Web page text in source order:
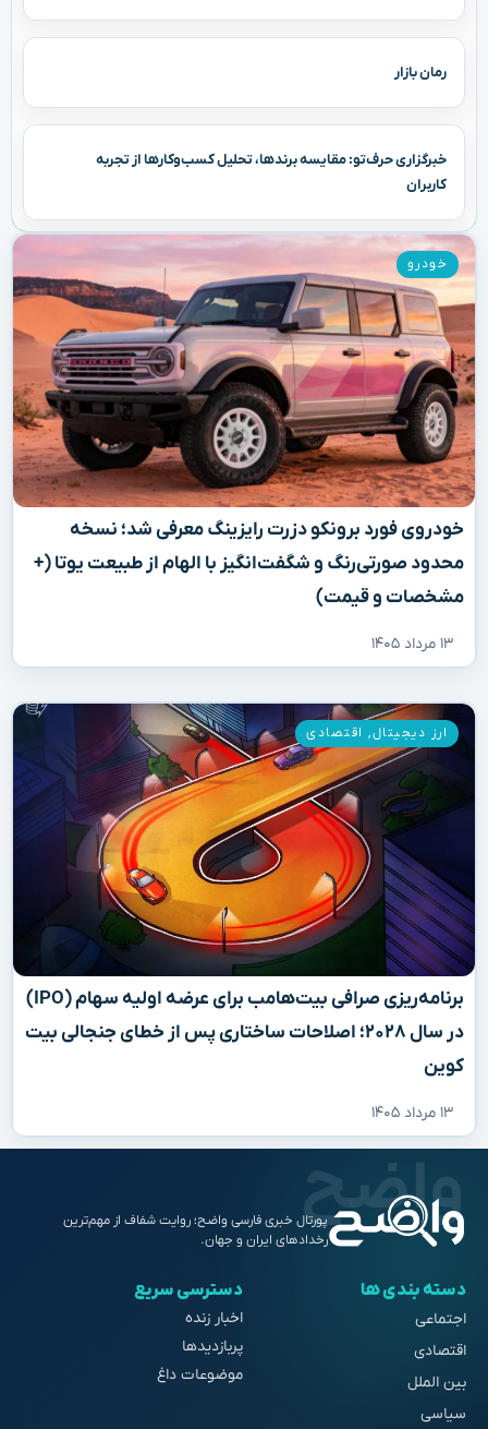
رمان بازار
خبرگزاری حرف‌تو: مقایسه برندها، تحلیل کسب‌وکارها از تجربه
کاربران
خودروی فورد برونکو دزرت رایزینگ معرفی شد؛ نسخه
محدود صورتی‌رنگ و شگفت‌انگیز با الهام از طبیعت یوتا (+
مشخصات و قیمت)
۱۳ مرداد ۱۴۰۵
خودرو
برنامه‌ریزی صرافی بیت‌هامب برای عرضه اولیه سهام (IPO)
در سال ۲۰۲۸؛ اصلاحات ساختاری پس از خطای جنجالی بیت
کوین
۱۳ مرداد ۱۴۰۵
ارز دیجیتال, اقتصادی
پورتال خبری فارسی واضح؛ روایت شفاف از مهم‌ترین
رخدادهای ایران و جهان.
دسته بندی ها
اجتماعی
اقتصادی
بین الملل
سیاسی
دسترسی سریع
اخبار زنده
پربازدیدها
موضوعات داغ